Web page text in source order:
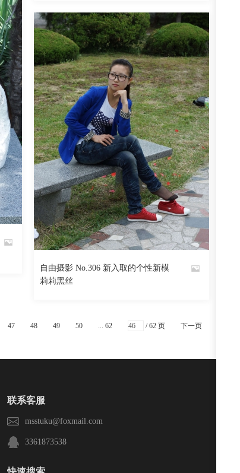
回复
539 阅读 0 回复
By
自由摄影 No.306 新入取的个性新模
莉莉黑丝
47 48 49 50 ... 62 / 62 页 下一页
联系客服
msstuku@foxmail.com
3361873538